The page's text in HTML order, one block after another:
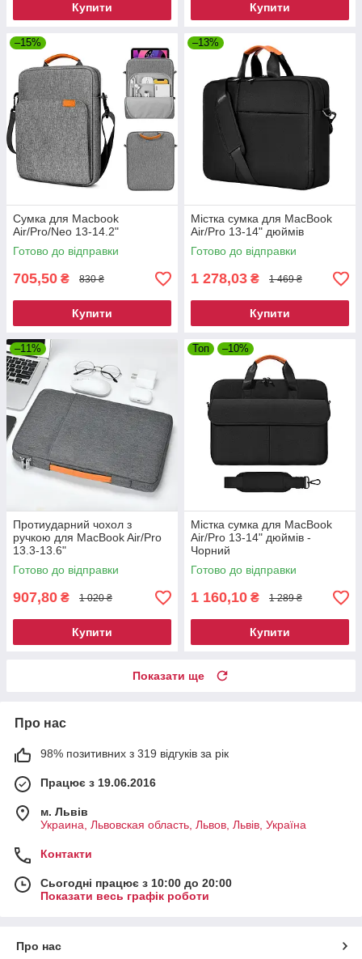
Купити Купити
–15%
Сумка для Macbook
Air/Pro/Neo 13-14.2"
Готово до відправки
705,50 ₴ 830 ₴
Купити
–13%
Містка сумка для MacBook
Air/Pro 13-14" дюймів
Готово до відправки
1 278,03 ₴ 1 469 ₴
Купити
–11%
Протиударний чохол з
ручкою для MacBook Air/Pro
13.3-13.6"
Готово до відправки
907,80 ₴ 1 020 ₴
Купити
Топ –10%
Містка сумка для MacBook
Air/Pro 13-14" дюймів -
Чорний
Готово до відправки
1 160,10 ₴ 1 289 ₴
Купити
Показати ще
Про нас
98% позитивних з 319 відгуків за рік
Працює з 19.06.2016
м. Львів
Украина, Львовская область, Львов, Львів, Україна
Контакти
Сьогодні працює з 10:00 до 20:00
Показати весь графік роботи
Про нас